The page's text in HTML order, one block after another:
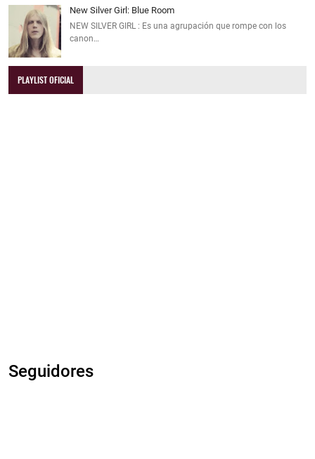
New Silver Girl: Blue Room
NEW SILVER GIRL : Es una agrupación que rompe con los
canon…
PLAYLIST OFICIAL
Seguidores